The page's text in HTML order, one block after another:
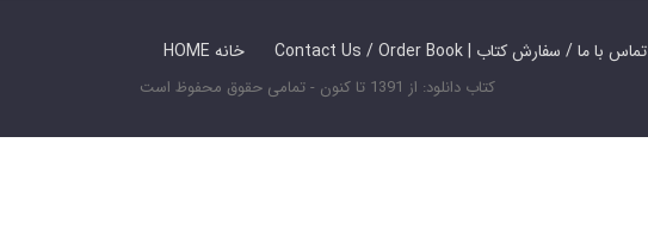
HOME خانه Contact Us / Order Book | تماس با ما / سفارش کتاب
کتاب دانلود: از 1391 تا کنون - تمامی حقوق محفوظ است